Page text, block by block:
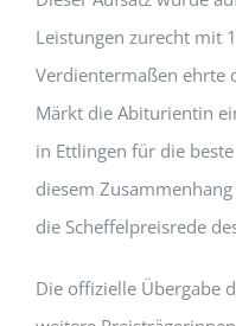
Leistungen zurecht mit
Verdientermaßen ehrte
Märkt die Abiturientin
in Ettlingen für die
diesem
die Scheffelpreisrede
Die offizielle Übergabe